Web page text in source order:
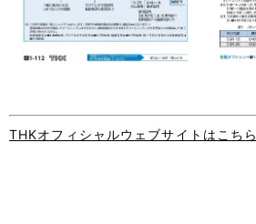
THKオフィシャルウェブサイトはこちら